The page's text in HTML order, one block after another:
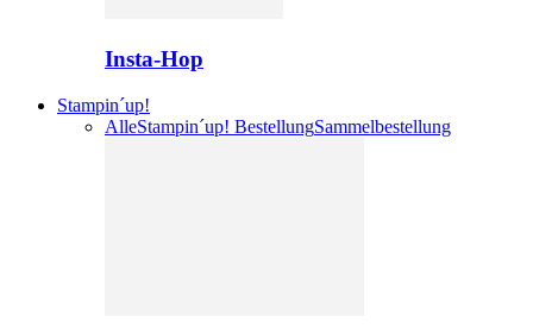
Insta-Hop
Stampin´up!
AlleStampin´up! BestellungSammelbestellung